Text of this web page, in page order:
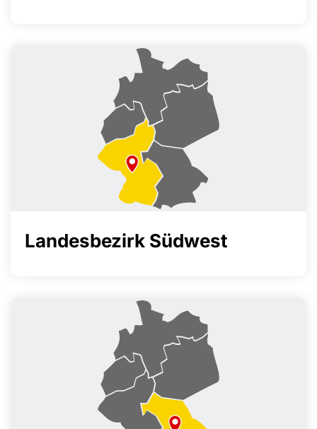
Landesbezirk Südwest